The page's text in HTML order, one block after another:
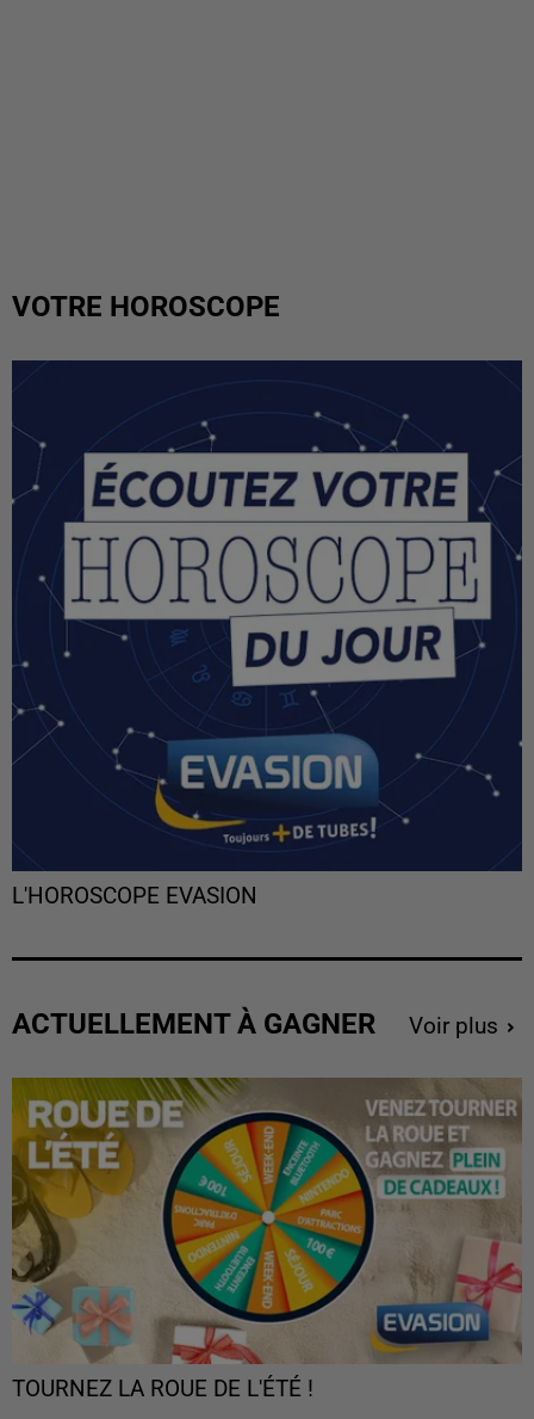
VOTRE HOROSCOPE
L'HOROSCOPE EVASION
ACTUELLEMENT À GAGNER Voir plus
TOURNEZ LA ROUE DE L'ÉTÉ !